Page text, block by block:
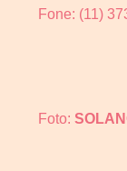
Fone: (11)
Foto: